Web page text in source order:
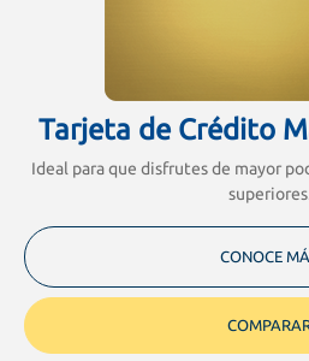
Tarjeta de Crédito
Ideal para que disfrutes de mayor
CONOCE